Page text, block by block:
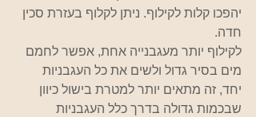
יהפכו קלות לקילוף. ניתן לקלוף בעזרת סכין
חדה.
לקילוף יותר מעגבנייה אחת, אפשר לחמם
מים בסיר גדול ולשים את כל העגבניות
יחד, זה מתאים יותר למטרת בישול כיוון
שבכמות גדולה בדרך כלל העגבניות